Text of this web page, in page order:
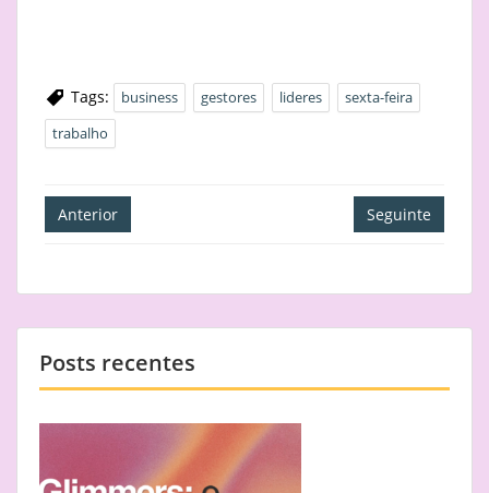
Tags: business gestores lideres
sexta-feira
trabalho
Navegação
de
Anterior Seguinte
Posts recentes